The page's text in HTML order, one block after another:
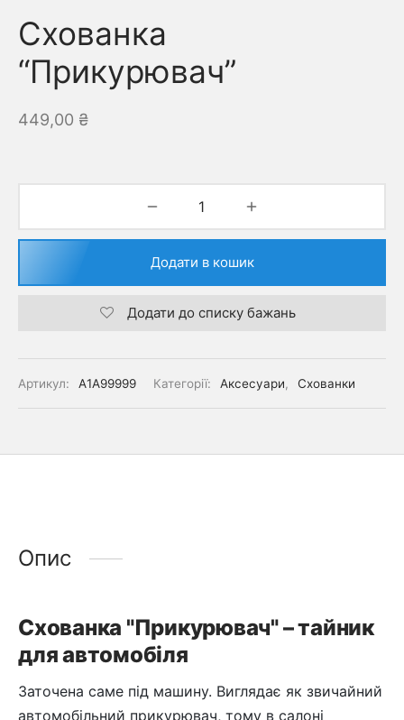
Схованка
“Прикурювач”
449,00 ₴
Додати в кошик
Додати до списку бажань
Артикул: A1A99999 Категорії: Аксесуари, Схованки
Опис
Схованка "Прикурювач" – тайник
для автомобіля
Заточена саме під машину. Виглядає як звичайний
автомобільний прикурювач, тому в салоні